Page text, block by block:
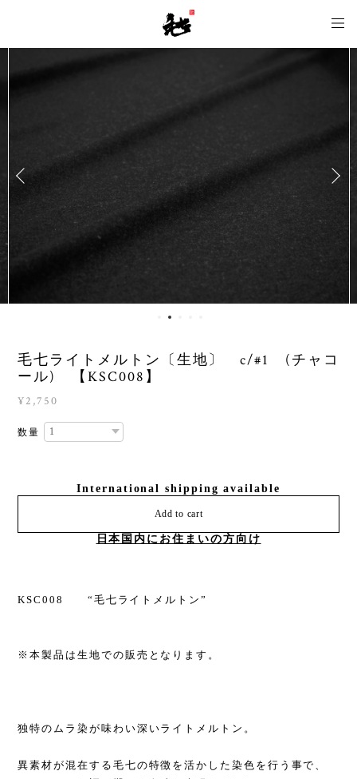
毛七ライトメルトン〔生地〕 c/#1 (チャコ
ール) 【KSC008】
¥2,750
数量
International shipping available
Add to cart
日本国内にお住まいの方向け
KSC008 “毛七ライトメルトン”
※本製品は生地での販売となります。
独特のムラ染が味わい深いライトメルトン。
異素材が混在する毛七の特徴を活かした染色を行う事で、